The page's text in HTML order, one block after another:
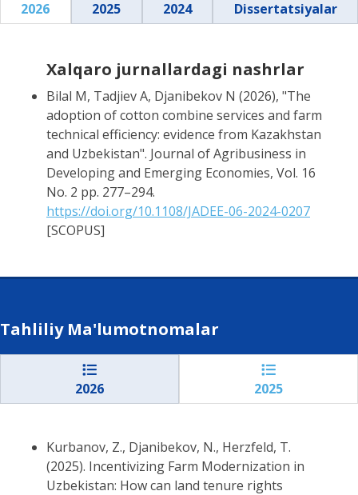
2026 2025 2024 Dissertatsiyalar
Xalqaro jurnallardagi nashrlar
Bilal M, Tadjiev A, Djanibekov N (2026), "The
adoption of cotton combine services and farm
technical efficiency: evidence from Kazakhstan
and Uzbekistan". Journal of Agribusiness in
Developing and Emerging Economies, Vol. 16
No. 2 pp. 277–294.
https://doi.org/10.1108/JADEE-06-2024-0207
[SCOPUS]
Tahliliy Ma'lumotnomalar
2026 2025
Kurbanov, Z., Djanibekov, N., Herzfeld, T.
(2025). Incentivizing Farm Modernization in
Uzbekistan: How can land tenure rights